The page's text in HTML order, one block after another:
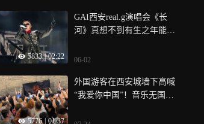
5833 | 02:22
GAI西安real.g演唱会《长
河》真想不到有生之年能听
06-02
5776 01:37
外国游客在西安城墙下高喊
“我爱你中国”！音乐无国